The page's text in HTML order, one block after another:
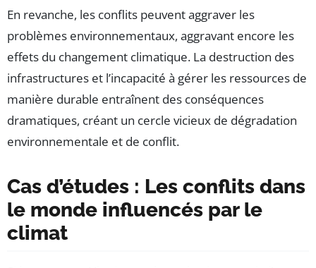
En revanche, les conflits peuvent aggraver les
problèmes environnementaux, aggravant encore les
effets du changement climatique. La destruction des
infrastructures et l’incapacité à gérer les ressources de
manière durable entraînent des conséquences
dramatiques, créant un cercle vicieux de dégradation
environnementale et de conflit.
Cas d’études : Les conflits dans
le monde influencés par le
climat